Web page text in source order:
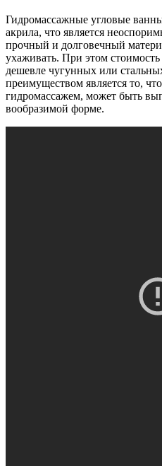
Гидромассажные угловые
акрила, что является
прочный и долговечный
ухаживать. При этом
дешевле чугунных или
преимуществом является то,
гидромассажем, может быть
вообразимой форме.